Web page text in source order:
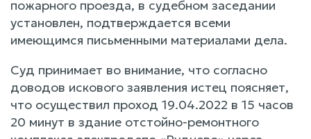
пожарного проезда, в судебном заседании
установлен, подтверждается всеми
имеющимся письменными материалами дела.
Суд принимает во внимание, что согласно
доводов искового заявления истец поясняет,
что осуществил проход 19.04.2022 в 15 часов
20 минут в здание отстойно-ремонтного